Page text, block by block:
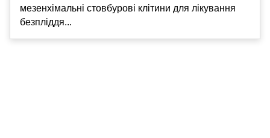
мезенхімальні стовбурові клітини для лікування
безпліддя...